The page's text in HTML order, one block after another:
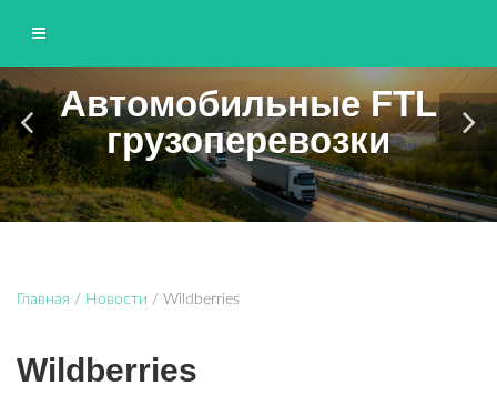
ЮНИТТРАНС
Грузоперевозки по Москве и области
Автомобильные FTL
грузоперевозки
Главная / Новости / Wildberries
Wildberries